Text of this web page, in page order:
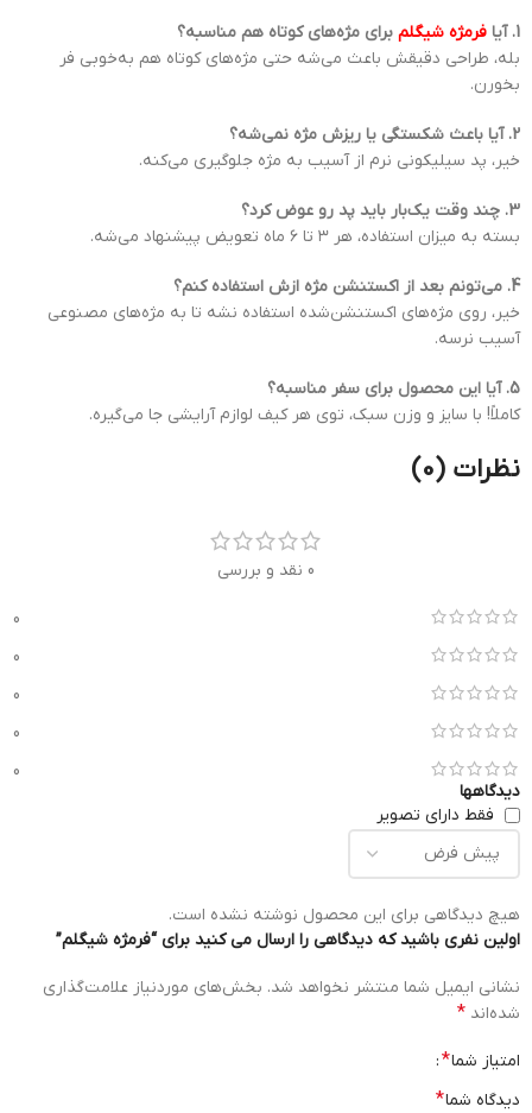
1. آیا فرمژه شیگلم برای مژه‌های کوتاه هم مناسبه؟
بله، طراحی دقیقش باعث می‌شه حتی مژه‌های کوتاه هم به‌خوبی فر
بخورن.
2. آیا باعث شکستگی یا ریزش مژه نمی‌شه؟
خیر، پد سیلیکونی نرم از آسیب به مژه جلوگیری می‌کنه.
3. چند وقت یک‌بار باید پد رو عوض کرد؟
بسته به میزان استفاده، هر ۳ تا ۶ ماه تعویض پیشنهاد می‌شه.
4. می‌تونم بعد از اکستنشن مژه ازش استفاده کنم؟
خیر، روی مژه‌های اکستنشن‌شده استفاده نشه تا به مژه‌های مصنوعی
آسیب نرسه.
5. آیا این محصول برای سفر مناسبه؟
کاملاً! با سایز و وزن سبک، توی هر کیف لوازم آرایشی جا می‌گیره.
نظرات (0)
0 نقد و بررسی
0
0
0
0
0
دیدگاهها
فقط دارای تصویر
هیچ دیدگاهی برای این محصول نوشته نشده است.
اولین نفری باشید که دیدگاهی را ارسال می کنید برای “فرمژه شیگلم”
نشانی ایمیل شما منتشر نخواهد شد. بخش‌های موردنیاز علامت‌گذاری
شده‌اند *
امتیاز شما*
دیدگاه شما*